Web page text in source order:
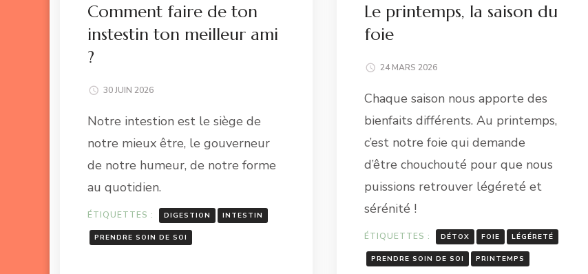
Comment faire de ton
instestin ton meilleur ami
?
30 JUIN 2026
Notre intestion est le siège de
notre mieux être, le gouverneur
de notre humeur, de notre forme
au quotidien.
ÉTIQUETTES : DIGESTION INTESTIN
PRENDRE SOIN DE SOI
Le printemps, la saison du
foie
24 MARS 2026
Chaque saison nous apporte des
bienfaits différents. Au printemps,
c’est notre foie qui demande
d’être chouchouté pour que nous
puissions retrouver légéreté et
sérénité !
ÉTIQUETTES : DÉTOX FOIE LÉGÉRETÉ
PRENDRE SOIN DE SOI PRINTEMPS